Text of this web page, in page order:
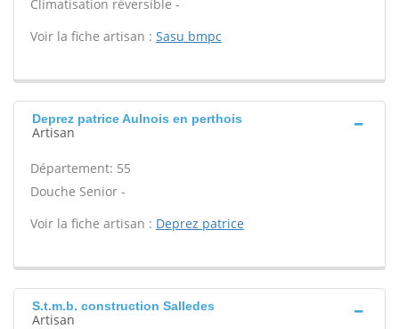
Climatisation réversible -
Voir la fiche artisan : Sasu bmpc
Deprez patrice Aulnois en perthois
Artisan
Département: 55
Douche Senior -
Voir la fiche artisan : Deprez patrice
S.t.m.b. construction Salledes
Artisan